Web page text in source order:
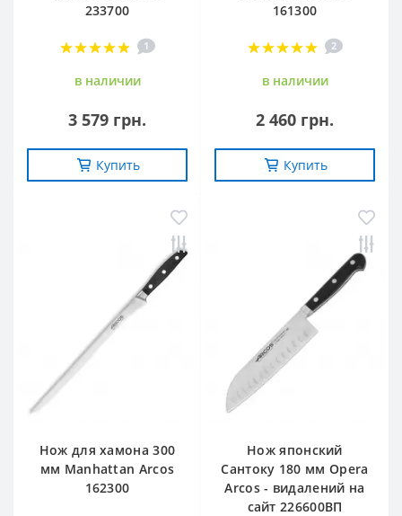
233700
1
в наличии
3 579 грн.
Купить
161300
2
в наличии
2 460 грн.
Купить
Нож для хамона 300
мм Manhattan Arcos
162300
Нож японский
Сантоку 180 мм Opera
Arcos - видалений на
сайт 226600ВП